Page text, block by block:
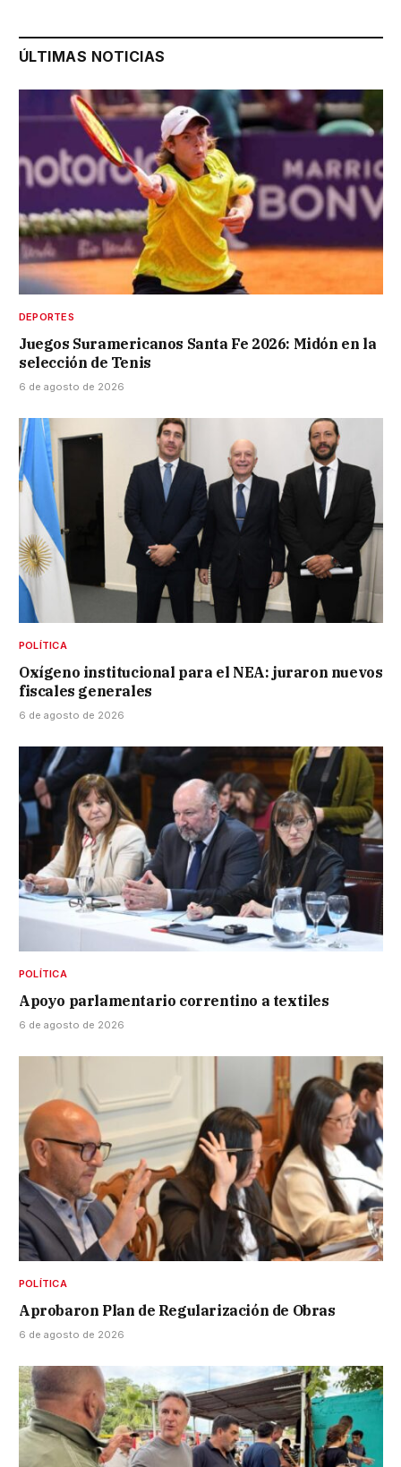
ÚLTIMAS NOTICIAS
DEPORTES
Juegos Suramericanos Santa Fe 2026: Midón en la
selección de Tenis
6 de agosto de 2026
POLÍTICA
Oxígeno institucional para el NEA: juraron nuevos
fiscales generales
6 de agosto de 2026
POLÍTICA
Apoyo parlamentario correntino a textiles
6 de agosto de 2026
POLÍTICA
Aprobaron Plan de Regularización de Obras
6 de agosto de 2026